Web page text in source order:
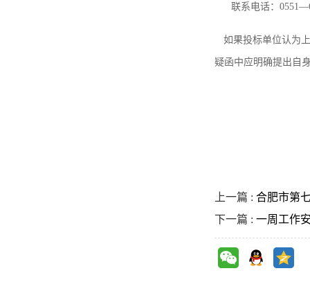
联系电话：
如果投标单位认为
疑函中应明确提出自
上一篇 : 合肥市第
下一篇 : 一周工作